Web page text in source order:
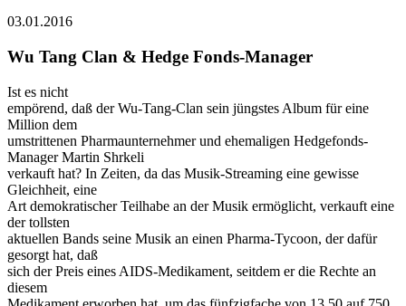
03.01.2016
Wu Tang Clan & Hedge Fonds-Manager
Ist es nicht
empörend, daß der Wu-Tang-Clan sein jüngstes Album für eine
Million dem
umstrittenen Pharmaunternehmer und ehemaligen Hedgefonds-
Manager Martin Shrkeli
verkauft hat? In Zeiten, da das Musik-Streaming eine gewisse
Gleichheit, eine
Art demokratischer Teilhabe an der Musik ermöglicht, verkauft eine
der tollsten
aktuellen Bands seine Musik an einen Pharma-Tycoon, der dafür
gesorgt hat, daß
sich der Preis eines AIDS-Medikament, seitdem er die Rechte an
diesem